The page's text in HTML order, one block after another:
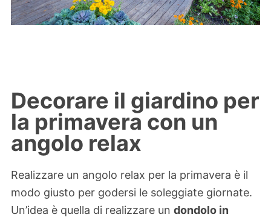
Decorare il giardino per
la primavera con un
angolo relax
Realizzare un angolo relax per la primavera è il
modo giusto per godersi le soleggiate giornate.
Un’idea è quella di realizzare un dondolo in